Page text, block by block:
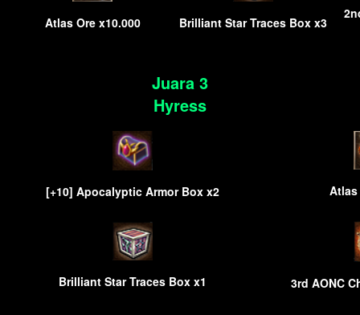
Atlas Ore x10.000 Brilliant Star Traces Box x3
Juara 3
Hyress
[+10] Apocalyptic Armor Box x2 Atlas
Brilliant Star Traces Box x1 3rd AONC